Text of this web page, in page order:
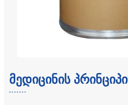
მედიცინის პრინციპი